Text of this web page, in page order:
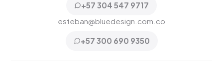
+57 304 547 9717
esteban@bluedesign.com.co
+57 300 690 9350